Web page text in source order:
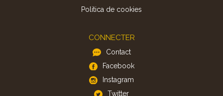
Politica de cookies
CONNECTER
Contact
Facebook
Instagram
Twitter